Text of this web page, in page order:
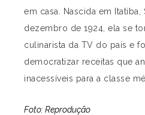
em casa. Nascida em Itatiba,
dezembro de 1924, ela se
culinarista da TV do país e
democratizar receitas que
inacessíveis para a classe
Foto: Reprodução